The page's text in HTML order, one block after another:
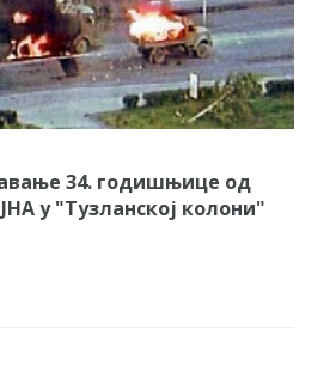
34. годишњице од
у "Тузланској колони"